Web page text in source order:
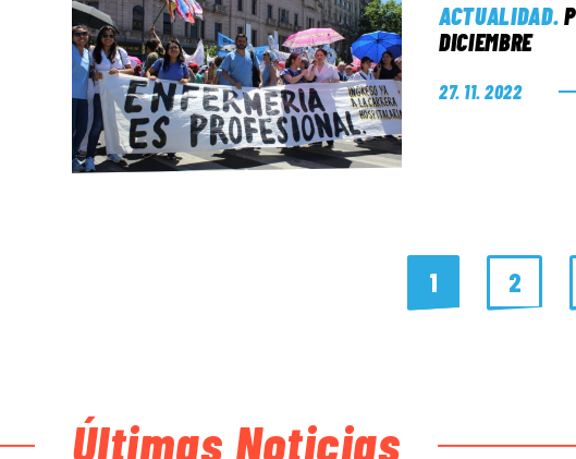
ACTUALIDAD.
DICIEMBRE
27. 11. 2022
1 2
Últimas Noticias